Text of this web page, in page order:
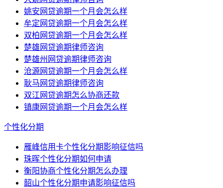
姚安网贷逾期一个月会怎么样
牟定网贷逾期一个月会怎么样
双柏网贷逾期一个月会怎么样
楚雄网贷逾期律师咨询
楚雄州网贷逾期律师咨询
沧源网贷逾期一个月会怎么样
耿马网贷逾期律师咨询
双江网贷逾期怎么协商还款
镇康网贷逾期一个月会怎么样
个性化分期
雁峰信用卡个性化分期影响征信吗
珠晖个性化分期如何申请
衡阳协商个性化分期怎么办理
韶山个性化分期申请影响征信吗